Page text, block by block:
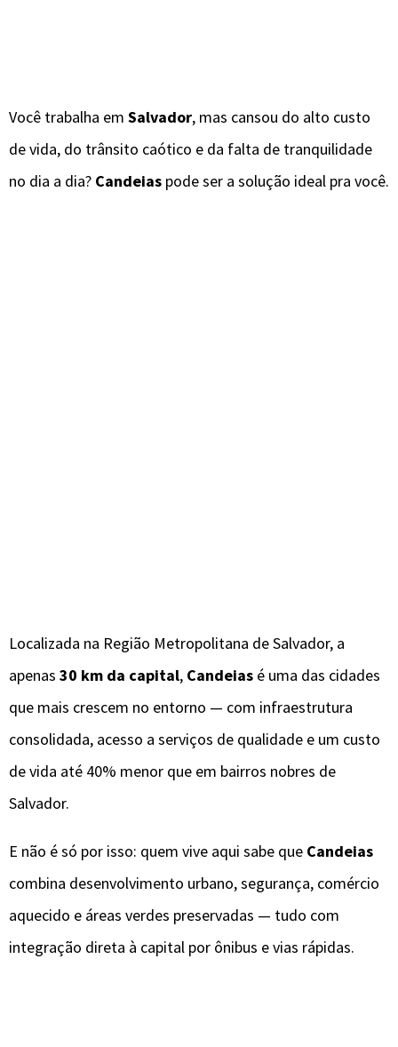
Você trabalha em Salvador, mas cansou do alto custo
de vida, do trânsito caótico e da falta de tranquilidade
no dia a dia? Candeias pode ser a solução ideal pra você.
Localizada na Região Metropolitana de Salvador, a
apenas 30 km da capital, Candeias é uma das cidades
que mais crescem no entorno — com infraestrutura
consolidada, acesso a serviços de qualidade e um custo
de vida até 40% menor que em bairros nobres de
Salvador.
E não é só por isso: quem vive aqui sabe que Candeias
combina desenvolvimento urbano, segurança, comércio
aquecido e áreas verdes preservadas — tudo com
integração direta à capital por ônibus e vias rápidas.